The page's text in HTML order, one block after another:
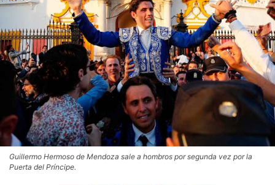
Guillermo Hermoso de Mendoza sale a hombros por segunda vez por la
Puerta del Príncipe.